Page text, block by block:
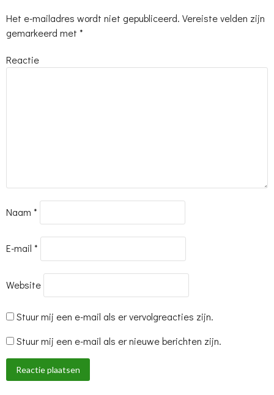
Het e-mailadres wordt niet gepubliceerd. Vereiste velden zijn
gemarkeerd met *
Reactie
Naam *
E-mail *
Website
Stuur mij een e-mail als er vervolgreacties zijn.
Stuur mij een e-mail als er nieuwe berichten zijn.